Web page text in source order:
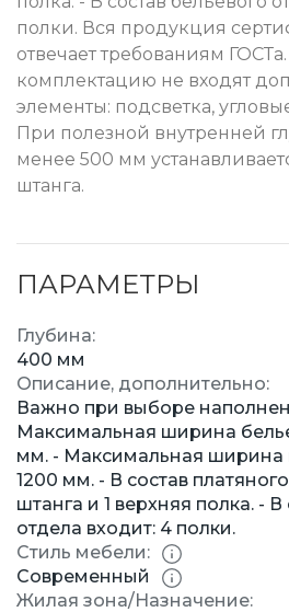
полки. Вся продукция
отвечает требованиям
комплектацию не входят
элементы: подсветка,
При полезной внутренней
менее 500 мм
штанга.
ПАРАМЕТРЫ
Глубина:
400 мм
Описание, дополнительно:
Важно при выборе
Максимальная ширина
мм. - Максимальная ширина
1200 мм. - В состав
штанга и 1 верхняя полка. - В
отдела входит: 4 полки.
Стиль мебели:
Современный
Жилая зона/Назначение: